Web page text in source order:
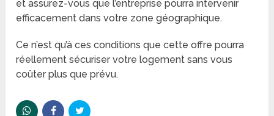
et assurez-vous que l’entreprise pourra intervenir
efficacement dans votre zone géographique.
Ce n’est qu’à ces conditions que cette offre pourra
réellement sécuriser votre logement sans vous
coûter plus que prévu.